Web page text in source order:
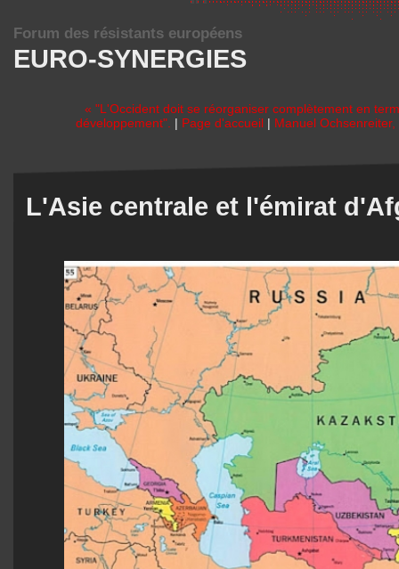
EURO-SYNERGIES
Forum des résistants européens
« "L'Occident doit se réorganiser complètement en
développement". | Page d'accueil | Manuel
L'Asie centrale et l'émirat